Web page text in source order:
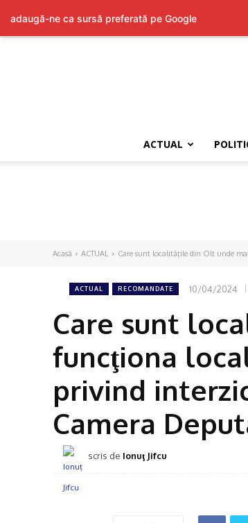
ACTUAL
Acasă ACTUAL Care sunt localităţile din Olt unde
ACTUAL RECOMANDATE 10/04/2024
Care sunt
funcţiona
privind
Camera
scris de Ionuţ Jifcu
adaugă-ne ca sursă preferată pe Google